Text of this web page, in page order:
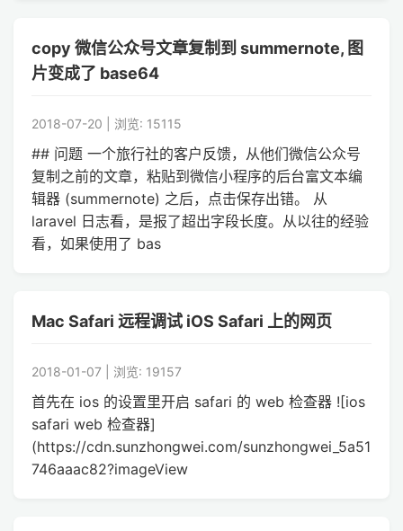
copy 微信公众号文章复制到 summernote, 图
片变成了 base64
2018-07-20 | 浏览: 15115
## 问题 一个旅行社的客户反馈，从他们微信公众号
复制之前的文章，粘贴到微信小程序的后台富文本编
辑器 (summernote) 之后，点击保存出错。 从
laravel 日志看，是报了超出字段长度。从以往的经验
看，如果使用了 bas
Mac Safari 远程调试 iOS Safari 上的网页
2018-01-07 | 浏览: 19157
首先在 ios 的设置里开启 safari 的 web 检查器 ![ios
safari web 检查器]
(https://cdn.sunzhongwei.com/sunzhongwei_5a51
746aaac82?imageView